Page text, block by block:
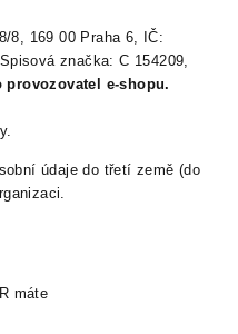
8, 169 00 Praha 6, IČ:
značka: C 154209,
provozovatel e-shopu.
údaje do třetí země (do
máte